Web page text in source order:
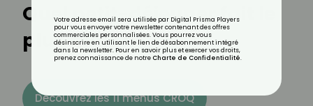
Quel petit-déjeuner fait le
plus maigrir ?
Découvrez les 11 menus CROQ
Votre adresse email sera utilisée par Digital Prisma Players
pour vous envoyer votre newsletter contenant des offres
commerciales personnalisées. Vous pourrez vous
désinscrire en utilisant le lien de désabonnement intégré
dans la newsletter. Pour en savoir plus et exercer vos droits,
prenez connaissance de notre Charte de Confidentialité.